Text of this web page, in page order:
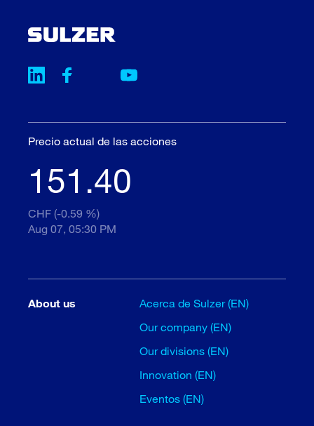
Precio actual de las acciones
151.40
CHF (-0.59 %)
Aug 07, 05:30 PM
About us
Acerca de Sulzer (EN)
Our company (EN)
Our divisions (EN)
Innovation (EN)
Eventos (EN)